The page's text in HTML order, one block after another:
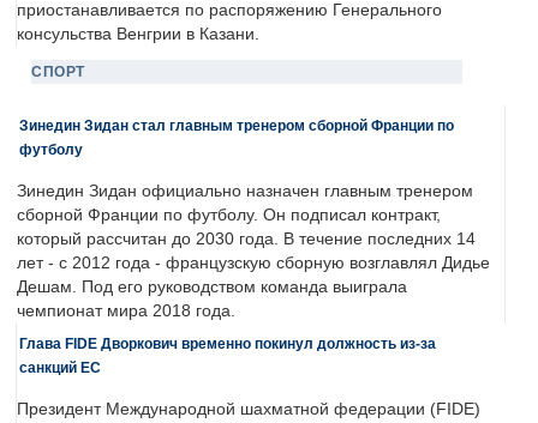
приостанавливается по распоряжению Генерального
консульства Венгрии в Казани.
СПОРТ
Зинедин Зидан стал главным тренером сборной Франции по
футболу
Зинедин Зидан официально назначен главным тренером
сборной Франции по футболу. Он подписал контракт,
который рассчитан до 2030 года. В течение последних 14
лет - с 2012 года - французскую сборную возглавлял Дидье
Дешам. Под его руководством команда выиграла
чемпионат мира 2018 года.
Глава FIDE Дворкович временно покинул должность из-за
санкций ЕС
Президент Международной шахматной федерации (FIDE)